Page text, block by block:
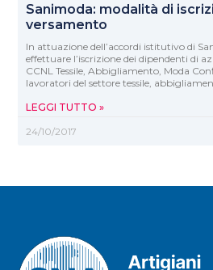
Sanimoda: modalità di
versamento
In attuazione dell’accordi istitutivo di
effettuare l’iscrizione dei dipendenti di
CCNL Tessile, Abbigliamento, Moda
lavoratori del settore tessile,
LEGGI TUTTO »
24/10/2017